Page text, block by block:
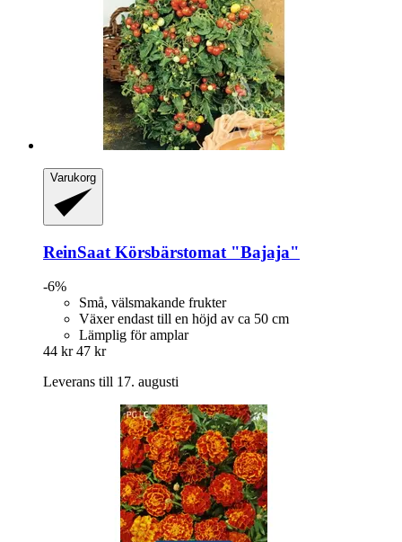
Varukorg
ReinSaat Körsbärstomat "Bajaja"
-6%
Små, välsmakande frukter
Växer endast till en höjd av ca 50 cm
Lämplig för amplar
44 kr 47 kr
Leverans till 17. augusti